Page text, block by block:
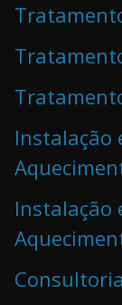
Instalação
Instalação